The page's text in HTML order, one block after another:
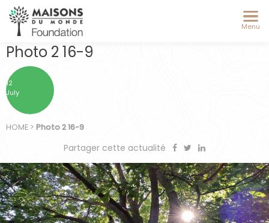
Menu
Photo 2 16-9
12
July
HOME > Photo 2 16-9
Partager cette actualité